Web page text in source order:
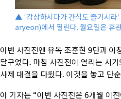
▲ '감상하시다가 간식도 즐기시라
aryeon)에서 열린다. 월요일은 휴
이번 사진전엔 유독 조훈현 9단과 이
달구었다. 마침 사진전이 열리는 시
사제 대결을 다뤘다. 이것을 놓고 단
이 기자는 “이번 사진전은 6개월 이